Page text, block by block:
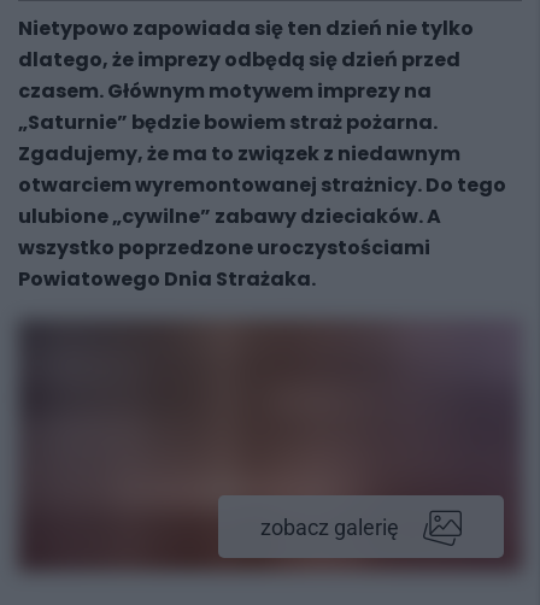
Nietypowo zapowiada się ten dzień nie tylko
dlatego, że imprezy odbędą się dzień przed
czasem. Głównym motywem imprezy na
„Saturnie” będzie bowiem straż pożarna.
Zgadujemy, że ma to związek z niedawnym
otwarciem wyremontowanej strażnicy. Do tego
ulubione „cywilne” zabawy dzieciaków. A
wszystko poprzedzone uroczystościami
Powiatowego Dnia Strażaka.
zobacz galerię